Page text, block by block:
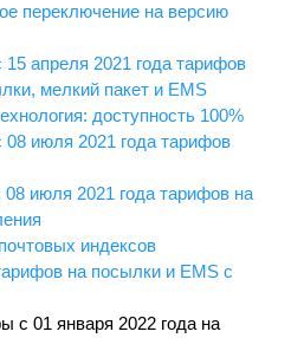
переключение на версию
апреля 2021 года тарифов
мелкий пакет и EMS
доступность 100%
июля 2021 года тарифов
июля 2021 года тарифов на
индексов
на посылки и EMS с
с 01 января 2022 года на